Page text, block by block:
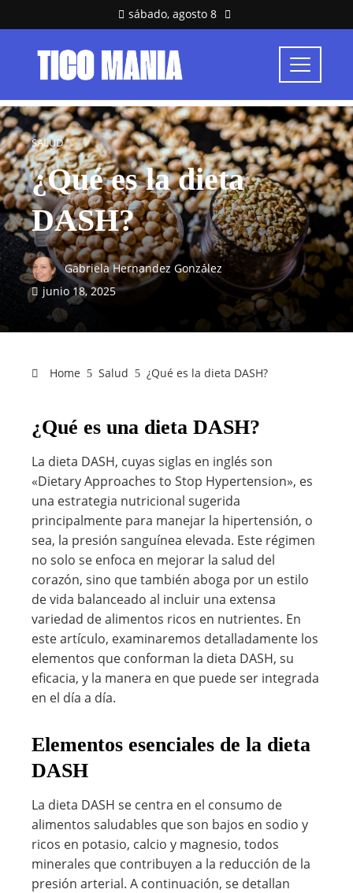
sábado, agosto 8
SALUD
¿Qué es la dieta
DASH?
Gabriela Hernandez González
junio 18, 2025
Home Salud ¿Qué es la dieta DASH?
¿Qué es una dieta DASH?
La dieta DASH, cuyas siglas en inglés son
«Dietary Approaches to Stop Hypertension», es
una estrategia nutricional sugerida
principalmente para manejar la hipertensión, o
sea, la presión sanguínea elevada. Este régimen
no solo se enfoca en mejorar la salud del
corazón, sino que también aboga por un estilo
de vida balanceado al incluir una extensa
variedad de alimentos ricos en nutrientes. En
este artículo, examinaremos detalladamente los
elementos que conforman la dieta DASH, su
eficacia, y la manera en que puede ser integrada
en el día a día.
Elementos esenciales de la dieta
DASH
La dieta DASH se centra en el consumo de
alimentos saludables que son bajos en sodio y
ricos en potasio, calcio y magnesio, todos
minerales que contribuyen a la reducción de la
presión arterial. A continuación, se detallan